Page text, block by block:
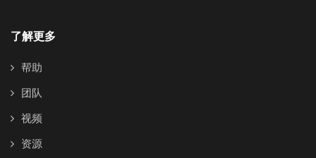
了解更多
帮助
团队
视频
资源